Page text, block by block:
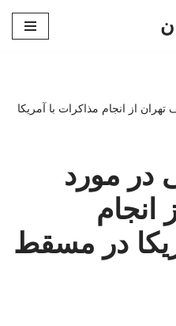
از انجام مذاکرات با آمریکا
در مورد
انجام
در مسقط